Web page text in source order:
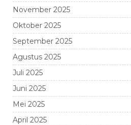
November 2025
Oktober 2025
September 2025
Agustus 2025
Juli 2025
Juni 2025
Mei 2025
April 2025